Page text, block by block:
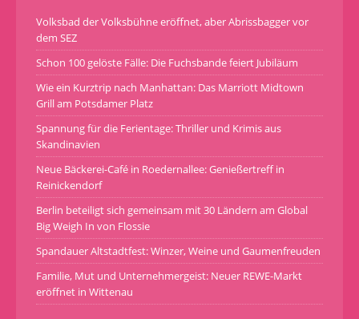
Volksbad der Volksbühne eröffnet, aber Abrissbagger vor
dem SEZ
Schon 100 gelöste Fälle: Die Fuchsbande feiert Jubiläum
Wie ein Kurztrip nach Manhattan: Das Marriott Midtown
Grill am Potsdamer Platz
Spannung für die Ferientage: Thriller und Krimis aus
Skandinavien
Neue Bäckerei-Café in Roedernallee: Genießertreff in
Reinickendorf
Berlin beteiligt sich gemeinsam mit 30 Ländern am Global
Big Weigh In von Flossie
Spandauer Altstadtfest: Winzer, Weine und Gaumenfreuden
Familie, Mut und Unternehmergeist: Neuer REWE-Markt
eröffnet in Wittenau